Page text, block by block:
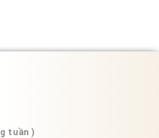
tuần )